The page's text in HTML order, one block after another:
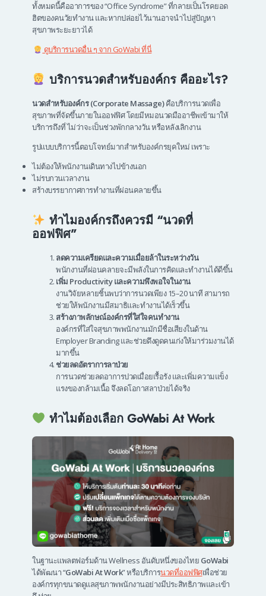
ทั้งหมดนี้คืออาการของ “Office Syndrome” ที่กลายเป็นโรคยอด
ฮิตของคนวัยทำงาน และหากปล่อยไว้นานอาจนำไปสู่ปัญหา
สุขภาพระยะยาวได้
ดูบริการนวดอื่น ๆ จาก GoWabi ที่นี่
บริการนวดสำหรับองค์กร คืออะไร?
นวดสำหรับองค์กร (Corporate Massage)คือบริการนวดเพื่อ
สุขภาพที่จัดขึ้นภายในออฟฟิศ โดยมีหมอนวดมืออาชีพเข้ามาให้
บริการถึงที่ ไม่ว่าจะเป็นช่วงพักกลางวัน หรือหลังเลิกงาน
รูปแบบบริการนี้ตอบโจทย์มากสำหรับองค์กรยุคใหม่ เพราะ
ไม่ต้องให้พนักงานเดินทางไปข้างนอก
ไม่รบกวนเวลางาน
สร้างบรรยากาศการทำงานที่ผ่อนคลายขึ้น
ทำไมองค์กรถึงควรมี “นวดที่
ออฟฟิศ”
ลดความเครียดและความเมื่อยล้าในระหว่างวัน
พนักงานที่ผ่อนคลายจะมีพลังในการคิดและทำงานได้ดีขึ้น
เพิ่ม Productivity และความพึงพอใจในงาน
งานวิจัยหลายชิ้นพบว่าการนวดเพียง 15–20 นาที สามารถ
ช่วยให้พนักงานมีสมาธิและทำงานได้เร็วขึ้น
สร้างภาพลักษณ์องค์กรที่ใส่ใจคนทำงาน
องค์กรที่ใส่ใจสุขภาพพนักงานมักมีชื่อเสียงในด้าน
Employer Branding และช่วยดึงดูดคนเก่งให้มาร่วมงานได้
มากขึ้น
ช่วยลดอัตราการลาป่วย
การนวดช่วยลดอาการปวดเมื่อยเรื้อรัง และเพิ่มความแข็ง
แรงของกล้ามเนื้อ จึงลดโอกาสลาป่วยได้จริง
ทำไมต้องเลือก GoWabi At Work
ในฐานะแพลตฟอร์มด้าน Wellness อันดับหนึ่งของไทย GoWabi
ได้พัฒนา “GoWabi At Work” หรือบริการนวดที่ออฟฟิศเพื่อช่วย
องค์กรทุกขนาดดูแลสุขภาพพนักงานอย่างมีประสิทธิภาพและเข้า